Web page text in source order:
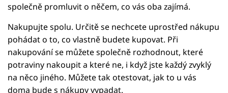
společně promluvit o něčem, co vás oba zajímá.
Nakupujte spolu. Určitě se nechcete uprostřed nákupu
pohádat o to, co vlastně budete kupovat. Při
nakupování se můžete společně rozhodnout, které
potraviny nakoupit a které ne, i když jste každý zvyklý
na něco jiného. Můžete tak otestovat, jak to u vás
doma bude s nákupy vypadat.